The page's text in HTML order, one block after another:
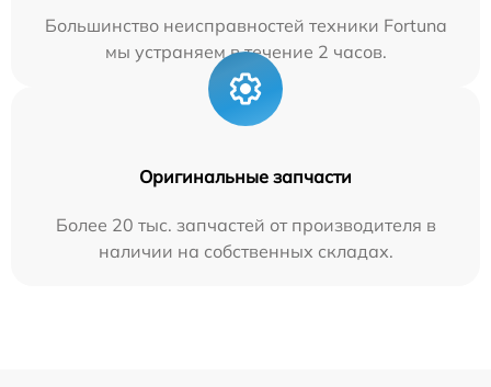
Большинство неисправностей техники Fortuna
мы устраняем в течение 2 часов.
Оригинальные запчасти
Более 20 тыс. запчастей от производителя в
наличии на собственных складах.